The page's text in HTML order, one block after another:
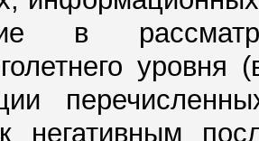
в
уровня
негатив­ным